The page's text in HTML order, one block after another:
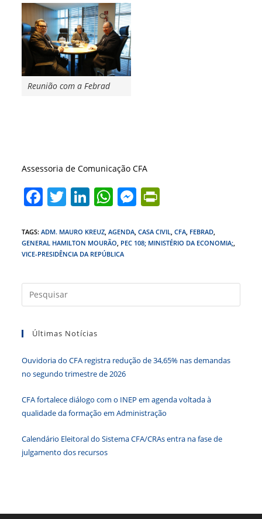
Reunião com a Febrad
Assessoria de Comunicação CFA
F
a
c
e
o
o
k
T
w
itt
er
Li
n
k
e
n
W
h
at
s
p
p
M
e
ss
e
g
er
tF
ri
n
dl
TAGS:ADM. MAURO KREUZ AGENDA CASA CIVIL CFA FEBRAD
GENERAL HAMILTON MOURÃO PEC 108; MINISTÉRIO DA ECONOMIA;
VICE-PRESIDÊNCIA DA REPÚBLICA
a
Últimas Notícias
Ouvidoria do CFA registra redução de 34,65% nas demandas
no segundo trimestre de 2026
CFA fortalece diálogo com o INEP em agenda voltada à
qualidade da formação em Administração
Calendário Eleitoral do Sistema CFA/CRAs entra na fase de
julgamento dos recursos